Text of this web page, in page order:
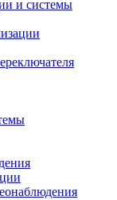
и системы